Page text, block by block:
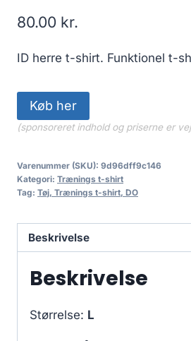
80.00 kr.
ID herre t-shirt. Funktionel t-
Køb her
(sponsoreret indhold og priserne er
Varenummer (SKU): 9d96dff9c146
Kategori: Trænings t-shirt
Tag: Tøj, Trænings t-shirt, DO
Beskrivelse
Beskrivelse
Størrelse: L